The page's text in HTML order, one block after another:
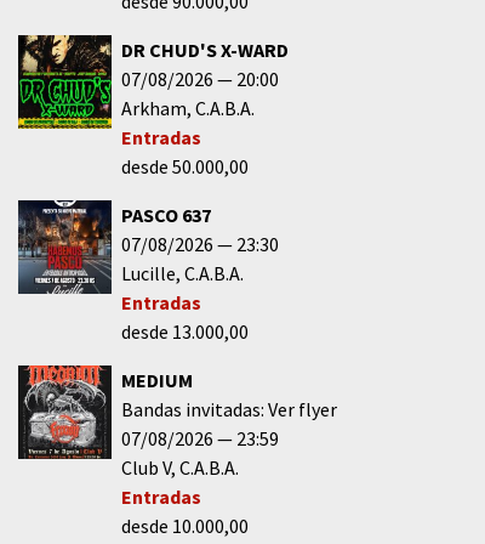
DR CHUD'S X-WARD
07/08/2026
20:00
Arkham C.A.B.A.
Entradas
desde 50.000,00
PASCO 637
07/08/2026
23:30
Lucille C.A.B.A.
Entradas
desde 13.000,00
MEDIUM
Bandas invitadas: Ver flyer
07/08/2026
23:59
Club V C.A.B.A.
Entradas
desde 10.000,00